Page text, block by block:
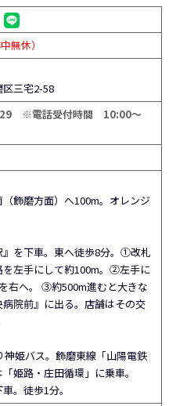
無休）
三宅2-58
※電話受付時間 10:00～
飾磨方面）へ100m。オレンジ
』を下車。東へ徒歩8分。①改札
を左手にして約100m。②左手に
右へ。 ③約500m進むと大きな
院前』に出る。店舗はその交
神姫バス。飾磨東線「山陽電鉄
姫路・庄田循環」に乗車。
。徒歩1分。